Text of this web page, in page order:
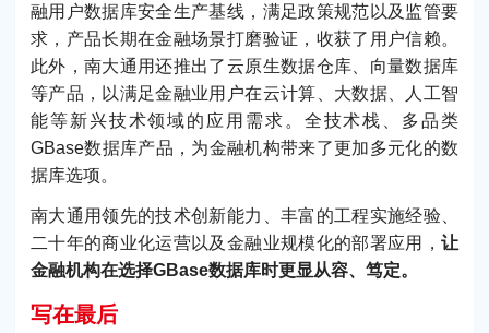
融用户数据库安全生产基线，满足政策规范以及监管要
求，产品长期在金融场景打磨验证，收获了用户信赖。
此外，南大通用还推出了云原生数据仓库、向量数据库
等产品，以满足金融业用户在云计算、大数据、人工智
能等新兴技术领域的应用需求。全技术栈、多品类
GBase数据库产品，为金融机构带来了更加多元化的数
据库选项。
南大通用领先的技术创新能力、丰富的工程实施经验、
二十年的商业化运营以及金融业规模化的部署应用， 让
金融机构在选择GBase数据库时更显从容、笃定。
写在最后